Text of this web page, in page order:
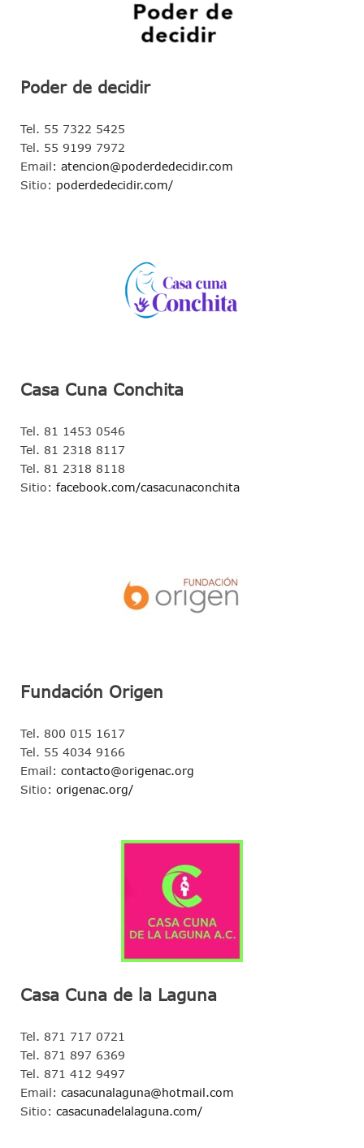
Poder de decidir
Tel. 55 7322 5425
Tel. 55 9199 7972
Email: atencion@poderdedecidir.com
Sitio: poderdedecidir.com/
Casa Cuna Conchita
Tel. 81 1453 0546
Tel. 81 2318 8117
Tel. 81 2318 8118
Sitio: facebook.com/casacunaconchita
Fundación Origen
Tel. 800 015 1617
Tel. 55 4034 9166
Email: contacto@origenac.org
Sitio: origenac.org/
Casa Cuna de la Laguna
Tel. 871 717 0721
Tel. 871 897 6369
Tel. 871 412 9497
Email: casacunalaguna@hotmail.com
Sitio: casacunadelalaguna.com/